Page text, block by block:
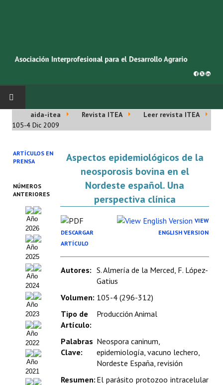
INICIO
Cincuentenario AIDA
Organigrama
Estatutos
Hacerse socio
Noticias
Galería de Fotos
Web AIDA 2.0
REVISTA ITEA
Presentación ITEA
Equipo Editorial
aida-itea Revista ITEA
Leer revista ITEA
105-4 Dic 2009
ARTÍCULOS EN
PRENSA
NÚMEROS
ANTERIORES
Año
2026
Año
2025
Año
2024
Año
2023
Año
2022
Año
2021
Aspectos epidemiológicos de la
neosporosis bovina en el
Nordeste español. Una
perspectiva clínica
DESCARGAR
ARTÍCULO
VIEW
ENGLISH VERSION
Autores: S. Almería de la Merced, F. López-
Gatius
Volumen: 105-4 (296-312)
Tipo de
Artículo:
Producción Animal
Palabras
Clave:
Neospora caninum,
epidemiología, vacuno lechero,
Nordeste España, revisión
Resumen: El parásito protozoo intracelular